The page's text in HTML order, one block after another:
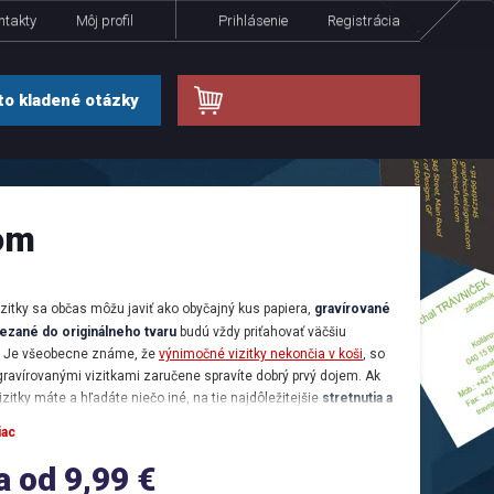
Môj profil Prihlásenie Registrácia
kladené otázky
.
sa občas môžu javiť ako obyčajný kus papiera, gravírované
do originálneho tvaru budú vždy priťahovať väčšiu
všeobecne známe, že výnimočné vizitky nekončia v koši, so
vizitkami zaručene spravíte dobrý prvý dojem. Ak
máte a hľadáte niečo iné, na tie najdôležitejšie stretnutia a
vizitky a to už
od 9,99 €